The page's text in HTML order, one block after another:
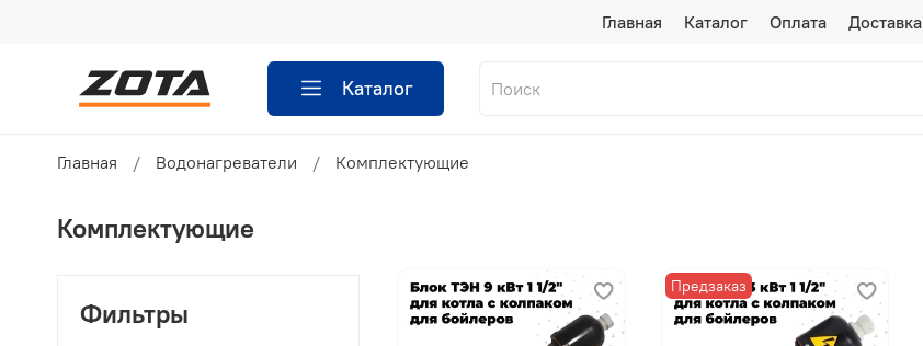
Главная Каталог Оплата Доставка
Каталог
Главная Водонагреватели Комплектующие
Комплектующие
Предзаказ
Фильтры